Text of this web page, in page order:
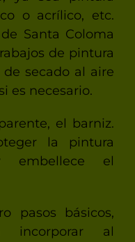
o acrílico, etc.
Santa Coloma
de pintura
secado al aire
es necesario.
el barniz.
la pintura
embellece el
pasos básicos,
incorporar al